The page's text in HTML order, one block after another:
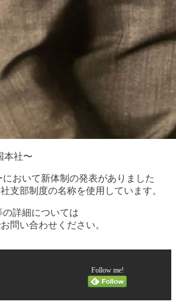
本社〜
おいて新体制の発表がありました
支部制度の名称を使用しています。
詳細については
問い合わせください。
Follow me!